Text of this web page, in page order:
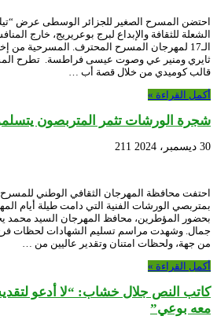
احتضن المسرح الصغير للجزائر الوسطى عرض “تيك
الشعلة للثقافة والإبداع لبرج بوعريريج، خارج
الـ17 لمهرجان المسرح المحترف. المسرحية
ثايري ومنير عي وصوت عيسى فراطسة. تطرح
قالب كوميدي من خلال قصة أب …
أكمل القراءة »
شجرة الورشات تثمر المتربصون
30 ديسمبر، 2024 211
بمتربصي الورشات الفنية التي دامت طيلة أيام
بحضور المؤطرين، محافظ المهرجان السيد محمد
جمال. وشهدت مراسم تسليم الشهادات لحظات
من جهة، ولحظات امتنان وتقدير عاليين من …
أكمل القراءة »
كاتب النص جلال خشاب: “لا أدعو
معه بوعي”